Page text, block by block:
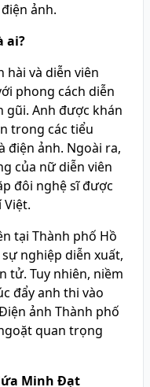
ảnh.
ai?
hài và diễn viên
phong cách diễn
gũi. Anh được khán
trong các tiểu
điện ảnh. Ngoài ra,
của nữ diễn viên
đôi nghệ sĩ được
tại Thành phố Hồ
nghiệp diễn xuất,
tử. Tuy nhiên, niềm
đẩy anh thi vào
ảnh Thành phố
quan trọng
Minh Đạt